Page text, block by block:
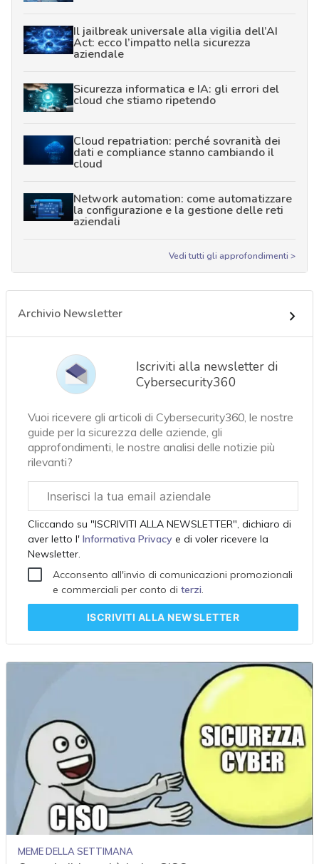
Il jailbreak universale alla vigilia dell’AI
Act: ecco l’impatto nella sicurezza
aziendale
Sicurezza informatica e IA: gli errori del
cloud che stiamo ripetendo
Cloud repatriation: perché sovranità dei
dati e compliance stanno cambiando il
cloud
Network automation: come automatizzare
la configurazione e la gestione delle reti
aziendali
Vedi tutti gli approfondimenti >
Archivio Newsletter
Iscriviti alla newsletter di
Cybersecurity360
Vuoi ricevere gli articoli di Cybersecurity360, le nostre
guide per la sicurezza delle aziende, gli
approfondimenti, le nostre analisi delle notizie più
rilevanti?
aziendale
Cliccando su "ISCRIVITI ALLA NEWSLETTER", dichiaro di
aver letto l'Informativa Privacy e di voler ricevere la
Newsletter.
Acconsento all'invio di comunicazioni promozionali
e commerciali per conto di terzi.
ISCRIVITI ALLA NEWSLETTER
MEME DELLA SETTIMANA